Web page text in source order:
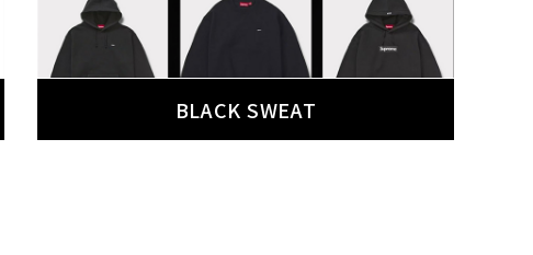
BLACK SWEAT